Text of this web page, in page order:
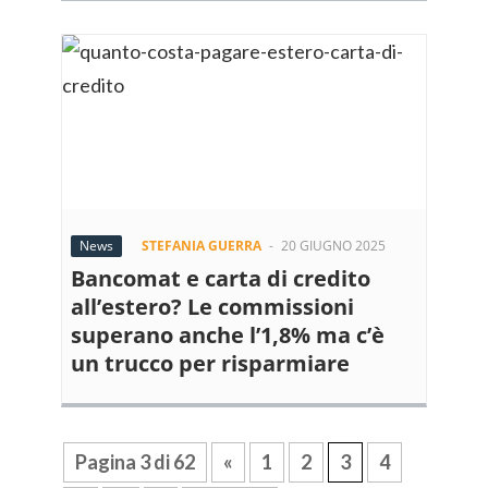
News STEFANIA GUERRA - 20 GIUGNO 2025
Bancomat e carta di credito
all’estero? Le commissioni
superano anche l’1,8% ma c’è
un trucco per risparmiare
Pagina 3 di 62 « 1 2 3 4